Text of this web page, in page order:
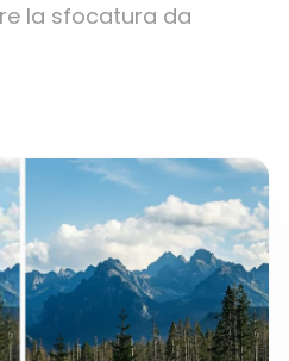
la sfocatura da